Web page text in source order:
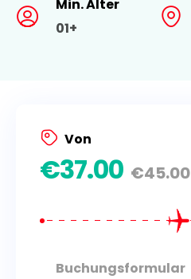
SHARM ELNAGA
Tauchen
VIP Elite
Min. Alter
01+
Von
€37.00 €45.00
Buchungsformular